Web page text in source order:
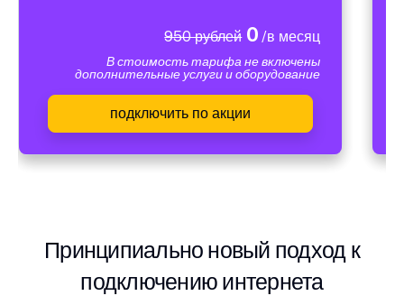
950 рублей0 /в месяц
В стоимость тарифа не включены
дополнительные услуги и оборудование
подключить по акции
Принципиально новый подход к
подключению интернета